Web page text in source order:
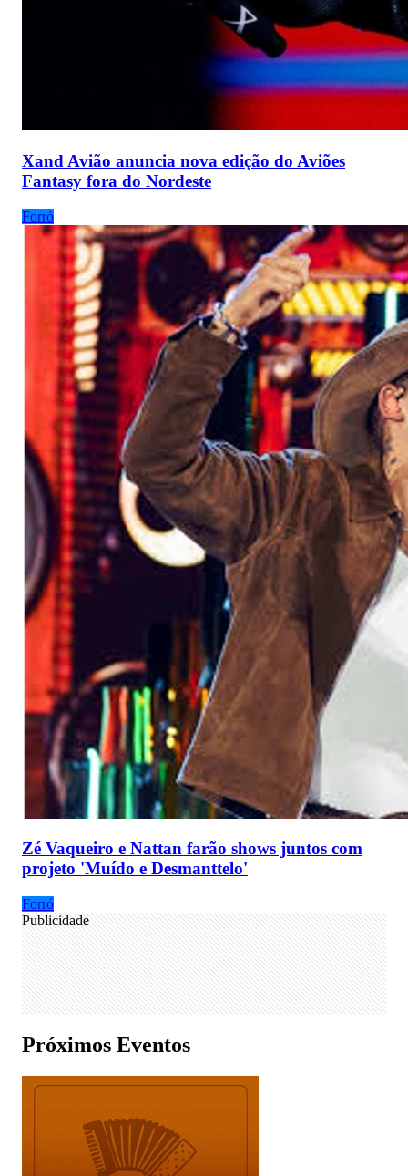
Xand Avião anuncia nova edição do Aviões
Fantasy fora do Nordeste
Forró
Zé Vaqueiro e Nattan farão shows juntos com
projeto 'Muído e Desmanttelo'
Forró
Publicidade
Próximos Eventos